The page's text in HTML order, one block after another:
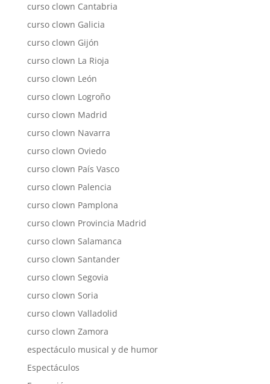
curso clown Cantabria
curso clown Galicia
curso clown Gijón
curso clown La Rioja
curso clown León
curso clown Logroño
curso clown Madrid
curso clown Navarra
curso clown Oviedo
curso clown País Vasco
curso clown Palencia
curso clown Pamplona
curso clown Provincia Madrid
curso clown Salamanca
curso clown Santander
curso clown Segovia
curso clown Soria
curso clown Valladolid
curso clown Zamora
espectáculo musical y de humor
Espectáculos